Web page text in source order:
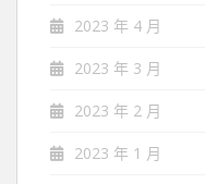
2023 年 4 月
2023 年 3 月
2023 年 2 月
2023 年 1 月